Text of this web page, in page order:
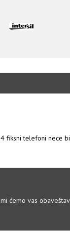
fiksni telefoni nece
ćemo vas